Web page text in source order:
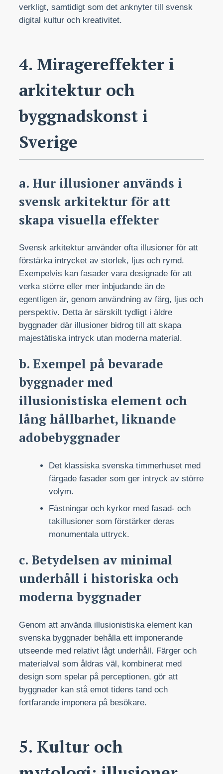
verkligt, samtidigt som det anknyter till svensk
digital kultur och kreativitet.
4. Miragereffekter i
arkitektur och
byggnadskonst i
Sverige
a. Hur illusioner används i
svensk arkitektur för att
skapa visuella effekter
Svensk arkitektur använder ofta illusioner för att
förstärka intrycket av storlek, ljus och rymd.
Exempelvis kan fasader vara designade för att
verka större eller mer inbjudande än de
egentligen är, genom användning av färg, ljus och
perspektiv. Detta är särskilt tydligt i äldre
byggnader där illusioner bidrog till att skapa
majestätiska intryck utan moderna material.
b. Exempel på bevarade
byggnader med
illusionistiska element och
lång hållbarhet, liknande
adobebyggnader
Det klassiska svenska timmerhuset med
färgade fasader som ger intryck av större
volym.
Fästningar och kyrkor med fasad- och
takillusioner som förstärker deras
monumentala uttryck.
c. Betydelsen av minimal
underhåll i historiska och
moderna byggnader
Genom att använda illusionistiska element kan
svenska byggnader behålla ett imponerande
utseende med relativt lågt underhåll. Färger och
materialval som åldras väl, kombinerat med
design som spelar på perceptionen, gör att
byggnader kan stå emot tidens tand och
fortfarande imponera på besökare.
5. Kultur och